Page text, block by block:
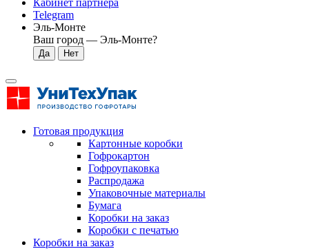
Кабинет партнера
Telegram
Эль-Монте
Ваш город — Эль-Монте?
Готовая продукция
Картонные коробки
Гофрокартон
Гофроупаковка
Распродажа
Упаковочные материалы
Бумага
Коробки на заказ
Коробки с печатью
Коробки на заказ